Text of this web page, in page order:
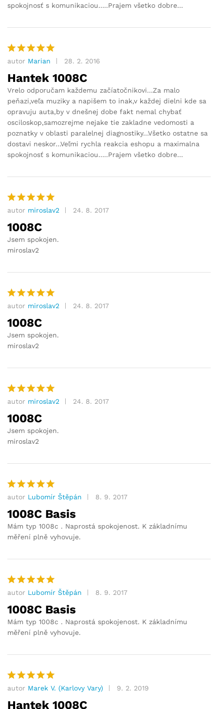
spokojnosť s komunikaciou…..Prajem všetko dobre…
Hodnocení
5z 5
autor Marian 28. 2. 2016
Hantek 1008C
Vrelo odporučam každemu začíatočnikovi…Za malo
peňazi,veľa muziky a napišem to inak,v každej dielni kde sa
opravuju auta,by v dnešnej dobe fakt nemal chybať
osciloskop,samozrejme nejake tie zakladne vedomosti a
poznatky v oblasti paralelnej diagnostiky…Všetko ostatne sa
dostavi neskor…Veľmi rychla reakcia eshopu a maximalna
spokojnosť s komunikaciou…..Prajem všetko dobre…
Hodnocení
5z 5
autor miroslav2 24. 8. 2017
1008C
Jsem spokojen.
miroslav2
Hodnocení
5z 5
autor miroslav2 24. 8. 2017
1008C
Jsem spokojen.
miroslav2
Hodnocení
5z 5
autor miroslav2 24. 8. 2017
1008C
Jsem spokojen.
miroslav2
Hodnocení
5z 5
autor Lubomír Štěpán 8. 9. 2017
1008C Basis
Mám typ 1008c . Naprostá spokojenost. K základnímu
měření plně vyhovuje.
Hodnocení
5z 5
autor Lubomír Štěpán 8. 9. 2017
1008C Basis
Mám typ 1008c . Naprostá spokojenost. K základnímu
měření plně vyhovuje.
Hodnocení
5z 5
autor Marek V. (Karlovy Vary) 9. 2. 2019
Hantek 1008C